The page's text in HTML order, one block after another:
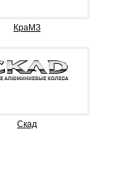
КраМЗ
Скад